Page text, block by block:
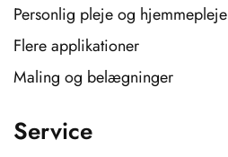
Personlig pleje og hjemmepleje
Flere applikationer
Maling og belægninger
Service